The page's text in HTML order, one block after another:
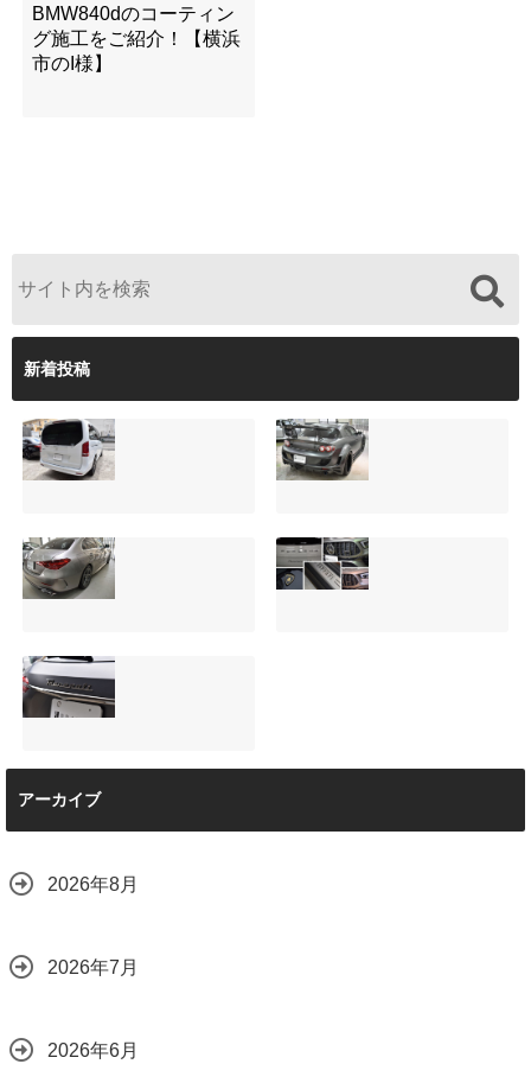
BMW840dのコーティン
グ施工をご紹介！【横浜
市のI様】
新着投稿
サンルーフ付きベ
ンツVクラス
（V220d）にフリ
店で断られた悩み
をプロの技術で解
決
2026.08.04
マツダRX-8（マッ
トグレー）の板金
修理と専用コーテ
【施工事例】メル
セデス・ベンツ
C220d｜3層セラ
ート」と弱点克服
のプロテクション
京都世田谷区）
マセラティ グレカ
ーレ トロフェオ
2026.07.22
アーカイブ
2026年8月
2026年7月
2026年6月